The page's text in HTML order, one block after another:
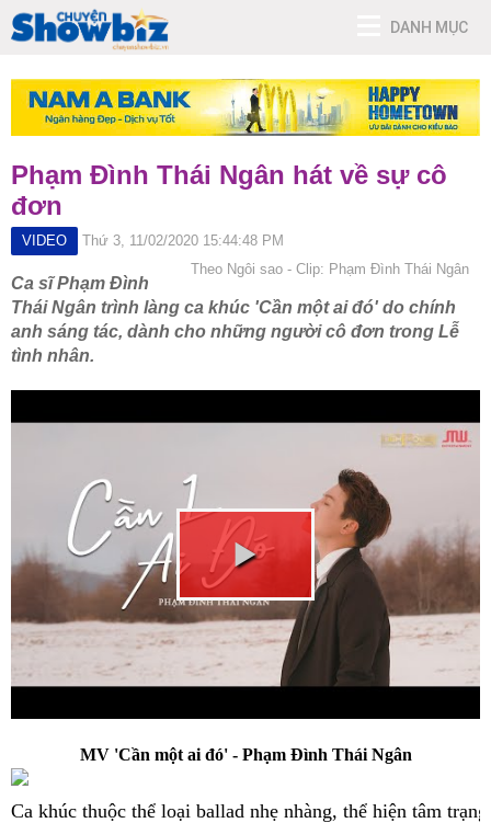
DANH MỤC
Phạm Đình Thái Ngân hát về sự cô
đơn
VIDEO
Thứ 3, 11/02/2020 15:44:48 PM
Theo Ngôi sao - Clip: Phạm Đình Thái Ngân
Ca sĩ Phạm Đình
Thái Ngân trình làng ca khúc 'Cần một ai đó' do chính
anh sáng tác, dành cho những người cô đơn trong Lễ
tình nhân.
MV 'Cần một ai đó' - Phạm Đình Thái Ngân
Ca khúc thuộc thể loại ballad nhẹ nhàng, thể hiện tâm